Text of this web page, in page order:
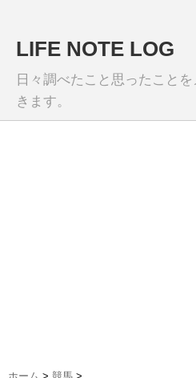
LIFE NOTE LOG
日々調べたこと思ったこと
きます。